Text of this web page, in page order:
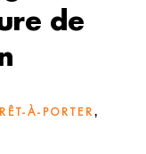
de
À-PORTER ,